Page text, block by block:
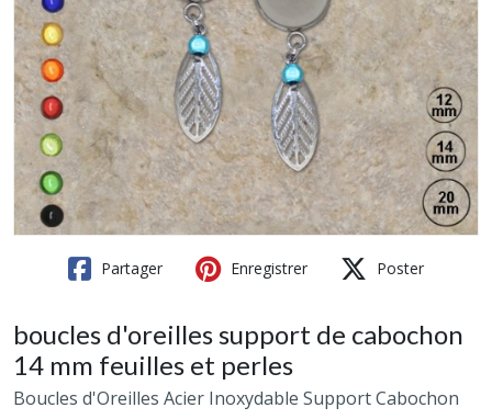
Partager Enregistrer Poster
boucles d'oreilles support de cabochon
14 mm feuilles et perles
Boucles d'Oreilles Acier Inoxydable Support Cabochon